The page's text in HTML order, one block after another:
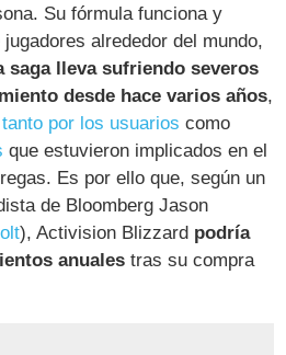
Su fórmula funciona y
alrededor del mundo,
saga lleva sufriendo severos
desde hace varios años,
tanto por los usuarios como
que estuvieron implicados en el
Es por ello que, según un
de Bloomberg Jason
), Activision Blizzard podría
anuales tras su compra